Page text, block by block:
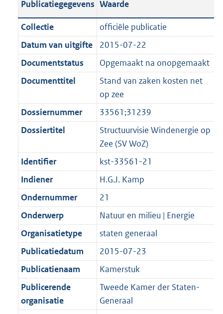
i
e
i
n
f
m
a
t
4
K
b
t
i
e
i
n
r
m
a
t
:
0
K
b
a
t
i
e
i
o
r
a
a
t
e
1
5
K
c
a
t
i
e
f
o
m
a
a
t
t
:
9
K
a
n
d
s
g
r
o
o
t
t
e
:
2
K
a
n
d
s
g
r
o
o
t
t
e
:
2
b
Publicatiegegevens Waarde
Collectie
officiële publicatie
Datum van uitgifte
2015-07-22
Documentstatus
Opgemaakt na onopgemaakt
Documenttitel
Stand van zaken kosten net
op zee
Dossiernummer
33561;31239
Dossiertitel
Structuurvisie Windenergie op
Zee (SV WoZ)
Identifier
kst-33561-21
Indiener
H.G.J. Kamp
Ondernummer
21
Onderwerp
Natuur en milieu | Energie
Organisatietype
staten generaal
Publicatiedatum
2015-07-23
Publicatienaam
Kamerstuk
Publicerende
organisatie
Tweede Kamer der Staten-
Generaal